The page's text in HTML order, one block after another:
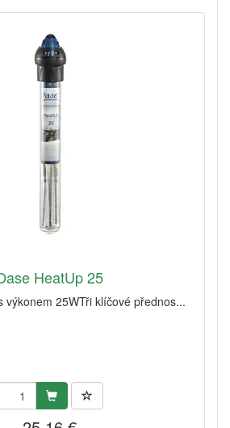
HeatUp 25
výkonem 25WTři klíčové přednos...